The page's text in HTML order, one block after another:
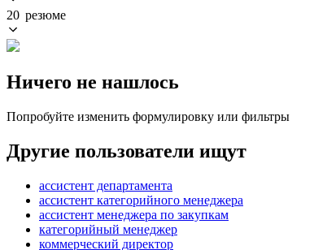
20 резюме
Ничего не нашлось
Попробуйте изменить формулировку или фильтры
Другие пользователи ищут
ассистент департамента
ассистент категорийного менеджера
ассистент менеджера по закупкам
категорийный менеджер
коммерческий директор